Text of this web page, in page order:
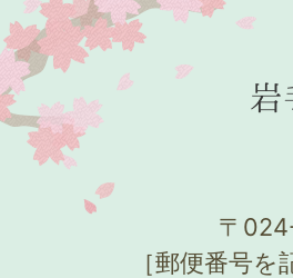
〒
［郵便番号